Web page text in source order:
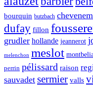
bourquin butzbach
dufay fillon
grudler hollande jeannerot
melenchon meslot
perrin pélissard raison
sauvadet sermier valls